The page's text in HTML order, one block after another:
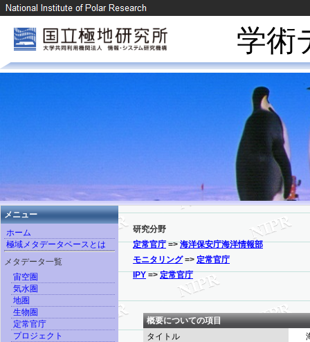
学術
メニュー
ホーム
極域メタデータベースとは
メタデータ一覧
宙空圏
気水圏
地圏
生物圏
定常官庁
プロジェクト
研究分野
定常官庁=>海洋保安庁海洋情報部
モニタリング=> 定常官庁
IPY=>定常官庁
概要についての項目
タイトル